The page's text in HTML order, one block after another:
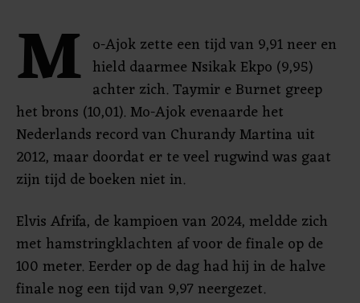
M o-Ajok zette een tijd van 9,91 neer en
hield daarmee Nsikak Ekpo (9,95)
achter zich. Taymir e Burnet greep
het brons (10,01). Mo-Ajok evenaarde het
Nederlands record van Churandy Martina uit
2012, maar doordat er te veel rugwind was gaat
zijn tijd de boeken niet in.
Elvis Afrifa, de kampioen van 2024, meldde zich
met hamstringklachten af voor de finale op de
100 meter. Eerder op de dag had hij in de halve
finale nog een tijd van 9,97 neergezet.